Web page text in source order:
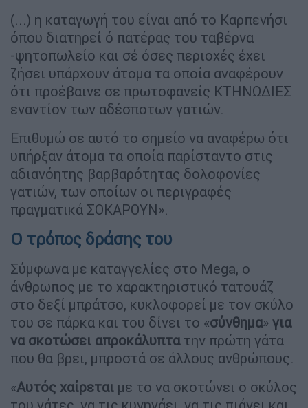
(...) η καταγωγή του είναι από το Καρπενήσι
όπου διατηρεί ό πατέρας του ταβέρνα
-ψητοπωλείο και σέ όσες περιοχές έχει
ζήσει υπάρχουν άτομα τα οποία αναφέρουν
ότι προέβαινε σε πρωτοφανείς ΚΤΗΝΩΔΙΕΣ
εναντίον των αδέσποτων γατιών.
Επιθυμώ σε αυτό το σημείο να αναφέρω ότι
υπήρξαν άτομα τα οποία παρίσταντο στις
αδιανόητης βαρβαρότητας δολοφονίες
γατιών, των οποίων οι περιγραφές
πραγματικά ΣΟΚΑΡΟΥΝ».
Ο τρόπος δράσης του
Σύμφωνα με καταγγελίες στο Mega, ο
άνθρωπος με το χαρακτηριστικό τατουάζ
στο δεξί μπράτσο, κυκλοφορεί με τον σκύλο
του σε πάρκα και του δίνει το «σύνθημα» για
να σκοτώσει απροκάλυπτατην πρώτη γάτα
που θα βρει, μπροστά σε άλλους ανθρώπους.
«Αυτός χαίρεται με το να σκοτώνει ο σκύλος